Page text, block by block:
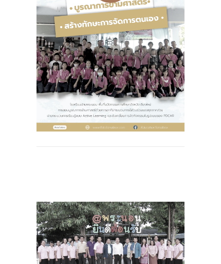
-- รายงานคณะผู้ประเมินอิสระ
---- รอบประเมิน (พ.ศ. 2562-2564)
-- รายงานประจำปี
---- ปีการศึกษา 2564
---- ปีการศึกษา 2565
---- ปีการศึกษา 2567
-- รายงานผล กขศ.สพท.
-- คณะกรรมการนโยบายพื้นที่นวัตกรรมการศึกษา
-- คณะอนุกรรมการ 6 คณะ
-- ทีมงาน สบน.